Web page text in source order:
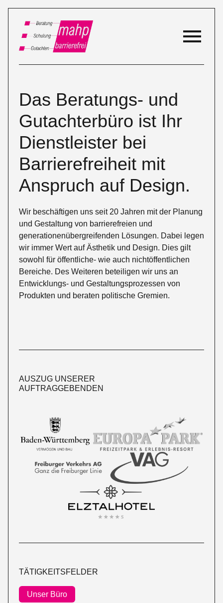
Das Beratungs- und
Gutachter­büro ist Ihr
Dienstleister bei
Barrierefreiheit mit
Anspruch auf Design.
Wir beschäftigen uns seit 20 Jahren mit der Planung
und Gestaltung von barrierefreien und
generationenübergreifenden Lösungen. Dabei legen
wir immer Wert auf Ästhetik und Design. Dies gilt
sowohl für öffentliche- wie auch nichtöffentlichen
Bereiche. Des Weiteren beteiligen wir uns an
Entwicklungs- und Gestaltungsprozessen von
Produkten und beraten politische Gremien.
AUSZUG UNSERER
AUFTRAGGEBENDEN
TÄTIGKEITSFELDER
Unser Büro